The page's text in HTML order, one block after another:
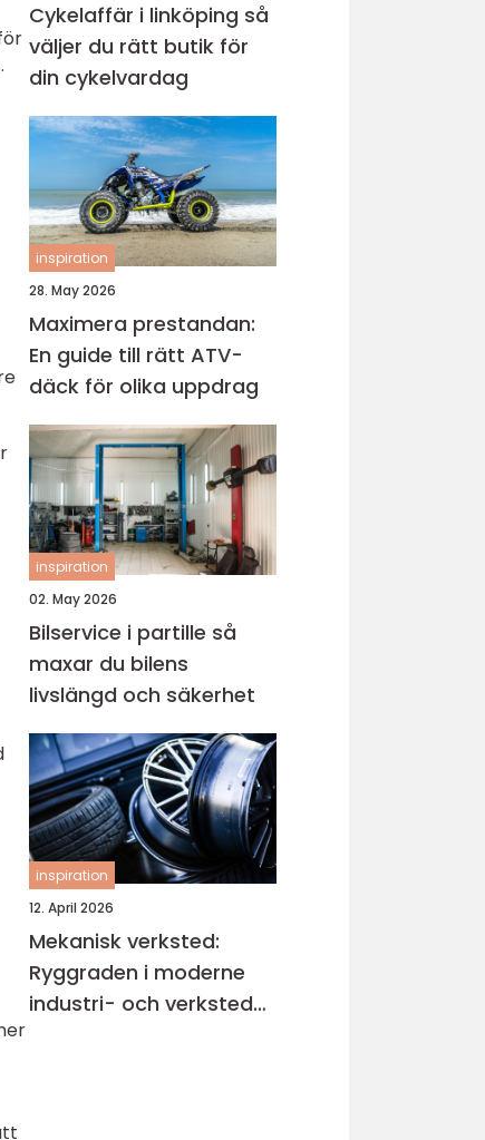
Cykelaffär i linköping så
väljer du rätt butik för
din cykelvardag
inspiration
28. May 2026
Maximera prestandan:
En guide till rätt ATV-
däck för olika uppdrag
inspiration
02. May 2026
Bilservice i partille så
maxar du bilens
livslängd och säkerhet
inspiration
12. April 2026
Mekanisk verksted:
Ryggraden i moderne
industri- och verksted-